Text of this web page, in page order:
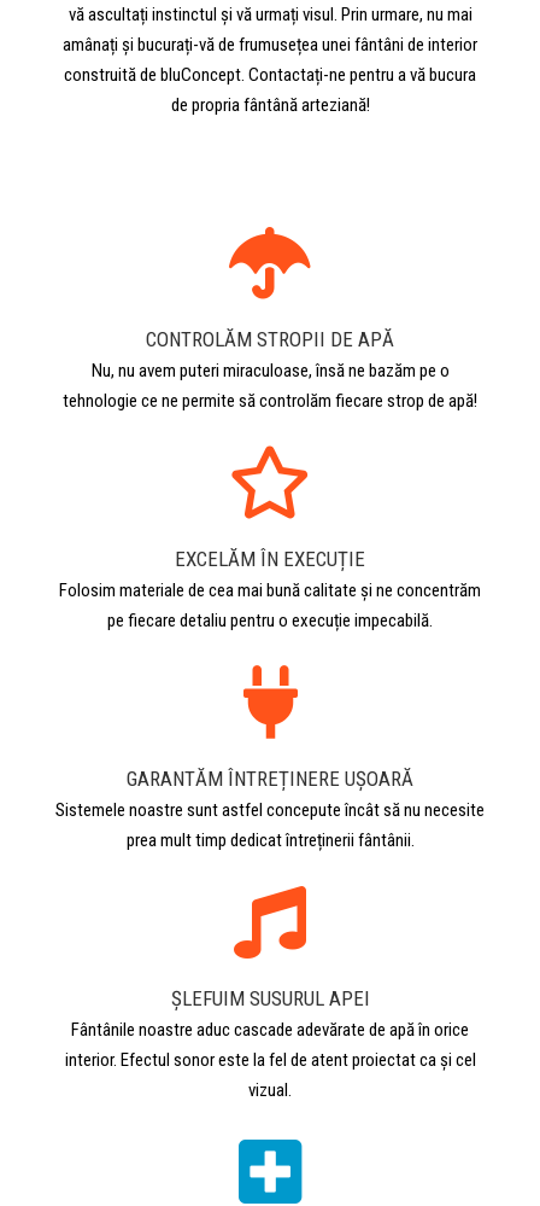
vă ascultați instinctul și vă urmați visul. Prin urmare, nu mai
amânați și bucurați-vă de frumusețea unei fântâni de interior
construită de bluConcept. Contactați-ne pentru a vă bucura
de propria fântână arteziană!
CONTROLĂM STROPII DE APĂ
Nu, nu avem puteri miraculoase, însă ne bazăm pe o
tehnologie ce ne permite să controlăm fiecare strop de apă!
EXCELĂM ÎN EXECUȚIE
Folosim materiale de cea mai bună calitate și ne concentrăm
pe fiecare detaliu pentru o execuție impecabilă.
GARANTĂM ÎNTREȚINERE UȘOARĂ
Sistemele noastre sunt astfel concepute încât să nu necesite
prea mult timp dedicat întreținerii fântânii.
ȘLEFUIM SUSURUL APEI
Fântânile noastre aduc cascade adevărate de apă în orice
interior. Efectul sonor este la fel de atent proiectat ca și cel
vizual.